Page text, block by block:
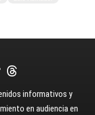
informativos y
en audiencia en